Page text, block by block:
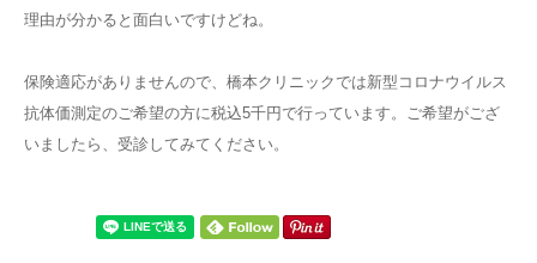
理由が分かると面白いですけどね。
保険適応がありませんので、橋本クリニックでは新型コロナウイルス
抗体価測定のご希望の方に税込5千円で行っています。ご希望がござ
いましたら、受診してみてください。